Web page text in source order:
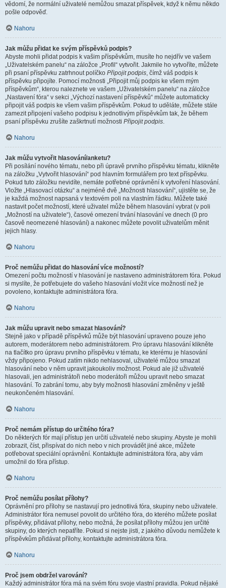
vědomí, že normální uživatelé nemůžou smazat příspěvek, když k němu někdo
pošle odpověď.
Nahoru
Jak můžu přidat ke svým příspěvků podpis?
Abyste mohli přidat podpis k vašim příspěvkům, musíte ho nejdřív ve vašem
„Uživatelském panelu“ na záložce „Profil“ vytvořit. Jakmile ho vytvoříte, můžete
při psaní příspěvku zatrhnout políčko Připojit podpis, čímž váš podpis k
příspěvku připojíte. Pomocí možnosti „Připojit můj podpis ke všem mým
příspěvkům“, kterou naleznete ve vašem „Uživatelském panelu“ na záložce
„Nastavení fóra“ v sekci „Výchozí nastavení příspěvků“ můžete automaticky
připojit váš podpis ke všem vašim příspěvkům. Pokud to uděláte, můžete stále
zamezit připojení vašeho podpisu k jednotlivým příspěvkům tak, že během
psaní příspěvku zrušíte zaškrtnutí možnosti Připojit podpis.
Nahoru
Jak můžu vytvořit hlasování/anketu?
Při posílání nového tématu, nebo při úpravě prvního příspěvku tématu, klikněte
na záložku „Vytvořit hlasování“ pod hlavním formulářem pro text příspěvku.
Pokud tuto záložku nevidíte, nemáte potřebné oprávnění k vytvoření hlasování.
Vložte „Hlasovací otázku“ a nejméně dvě „Možnosti hlasování“, ujistěte se, že
je každá možnost napsaná v textovém poli na vlastním řádku. Můžete také
nastavit počet možností, které uživatel může během hlasování vybrat (v poli
„Možností na uživatele“), časové omezení trvání hlasování ve dnech (0 pro
časově neomezené hlasování) a nakonec můžete povolit uživatelům měnit
jejich hlasy.
Nahoru
Proč nemůžu přidat do hlasování více možností?
Omezení počtu možností v hlasování je nastaveno administrátorem fóra. Pokud
si myslíte, že potřebujete do vašeho hlasování vložit více možností než je
povoleno, kontaktujte administrátora fóra.
Nahoru
Jak můžu upravit nebo smazat hlasování?
Stejně jako v případě příspěvků může být hlasování upraveno pouze jeho
autorem, moderátorem nebo administrátorem. Pro úpravu hlasování klikněte
na tlačítko pro úpravu prvního příspěvku v tématu, ke kterému je hlasování
vždy připojeno. Pokud zatím nikdo nehlasoval, uživatelé můžou smazat
hlasování nebo v něm upravit jakoukoliv možnost. Pokud ale již uživatelé
hlasovali, jen administrátoři nebo moderátoři můžou upravit nebo smazat
hlasování. To zabrání tomu, aby byly možnosti hlasování změněny v ještě
neukončeném hlasování.
Nahoru
Proč nemám přístup do určitého fóra?
Do některých fór mají přístup jen určití uživatelé nebo skupiny. Abyste je mohli
zobrazit, číst, přispívat do nich nebo v nich provádět jiné akce, můžete
potřebovat speciální oprávnění. Kontaktujte administrátora fóra, aby vám
umožnil do fóra přístup.
Nahoru
Proč nemůžu posílat přílohy?
Oprávnění pro přílohy se nastavují pro jednotlivá fóra, skupiny nebo uživatele.
Administrátor fóra nemusel povolit do určitého fóra, do kterého můžete posílat
příspěvky, přidávat přílohy, nebo možná, že posílat přílohy můžou jen určité
skupiny, do kterých nepatříte. Pokud si nejste jisti, z jakého důvodu nemůžete k
příspěvkům přidávat přílohy, kontaktujte administrátora fóra.
Nahoru
Proč jsem obdržel varování?
Každý administrátor fóra má na svém fóru svoje vlastní pravidla. Pokud nějaké